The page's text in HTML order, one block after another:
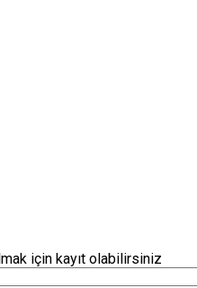
için kayıt olabilirsiniz